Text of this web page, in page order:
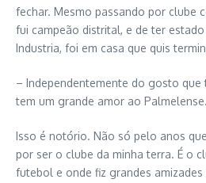
fechar. Mesmo passando por clube
fui campeão distrital, e de ter
Industria, foi em casa que quis
– Independentemente do gosto
tem um grande amor ao
Isso é notório. Não só pelo anos
por ser o clube da minha terra. É o
futebol e onde fiz grandes